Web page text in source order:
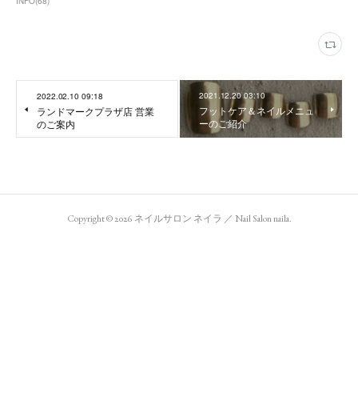
2022.02.10 09:18
ランドマークプラザ店 営業
のご案内
2021.12.20 03:10
フットケア＆ネイルメニュ
ーのご紹介
Copyright ©2026 ネイルサロン ネイラ ／ Nail Salon naila.